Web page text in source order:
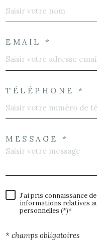
EMAIL *
TÉLÉPHONE *
MESSAGE *
J'ai pris connaissance
informations relatives
personnelles (*)*
* champs obligatoires